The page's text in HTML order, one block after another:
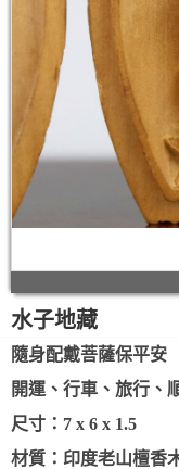
水子地藏
隨身配戴菩薩保平安
開運、行車、旅行、
尺寸：7 x 6 x 1.5
材質：印度老山檀香